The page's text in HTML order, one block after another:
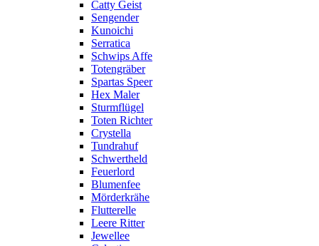
Catty Geist
Sengender
Kunoichi
Serratica
Schwips Affe
Totengräber
Spartas Speer
Hex Maler
Sturmflügel
Toten Richter
Crystella
Tundrahuf
Schwertheld
Feuerlord
Blumenfee
Mörderkrähe
Flutterelle
Leere Ritter
Jewellee